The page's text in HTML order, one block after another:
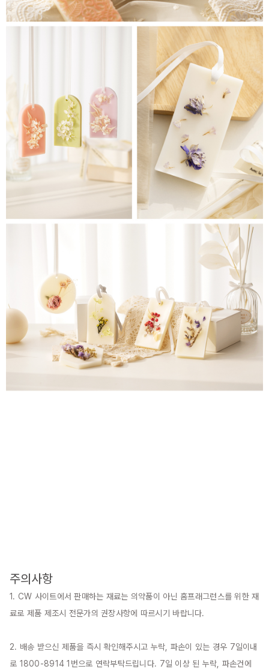
주의사항
1. CW 사이트에서 판매하는 재료는 의약품이 아닌 홈프래그런스를 위한 재
료로 제품 제조시 전문가의 권장사항에 따르시기 바랍니다.
2. 배송 받으신 제품을 즉시 확인해주시고 누락, 파손이 있는 경우 7일이내
로 1800-8914 1번으로 연락부탁드립니다. 7일 이상 된 누락, 파손건에